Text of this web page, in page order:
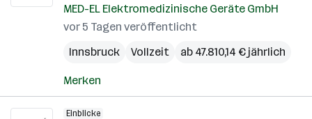
MED-EL Elektromedizinische Geräte GmbH
vor 5 Tagen veröffentlicht
Innsbruck
Vollzeit ab 47.810,14 € jährlich
Merken
Einblicke